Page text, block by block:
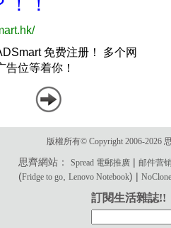
版權所有© Copyright 2006-2026
思齊網站：Spread 電郵推廣 |邮件营
(Fridge to go ,Lenovo Notebook) |